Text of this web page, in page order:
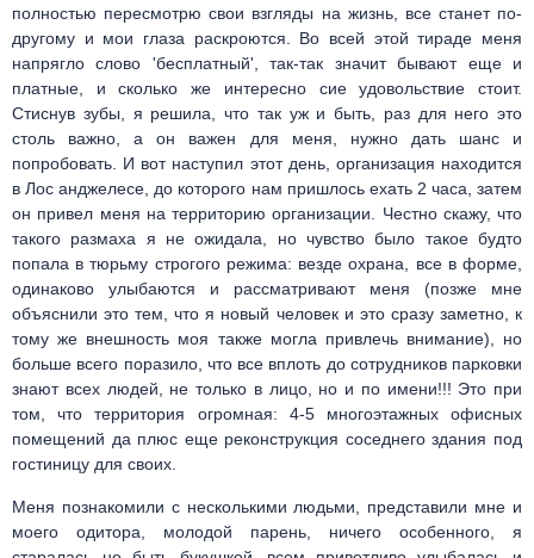
полностью пересмотрю свои взгляды на жизнь, все станет по-
другому и мои глаза раскроются. Во всей этой тираде меня
напрягло слово 'бесплатный', так-так значит бывают еще и
платные, и сколько же интересно сие удовольствие стоит.
Стиснув зубы, я решила, что так уж и быть, раз для него это
столь важно, а он важен для меня, нужно дать шанс и
попробовать. И вот наступил этот день, организация находится
в Лос анджелесе, до которого нам пришлось ехать 2 часа, затем
он привел меня на территорию организации. Честно скажу, что
такого размаха я не ожидала, но чувство было такое будто
попала в тюрьму строгого режима: везде охрана, все в форме,
одинаково улыбаются и рассматривают меня (позже мне
объяснили это тем, что я новый человек и это сразу заметно, к
тому же внешность моя также могла привлечь внимание), но
больше всего поразило, что все вплоть до сотрудников парковки
знают всех людей, не только в лицо, но и по имени!!! Это при
том, что территория огромная: 4-5 многоэтажных офисных
помещений да плюс еще реконструкция соседнего здания под
гостиницу для своих.
Меня познакомили с несколькими людьми, представили мне и
моего одитора, молодой парень, ничего особенного, я